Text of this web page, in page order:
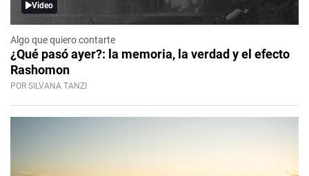
Video
Algo que quiero contarte
¿Qué pasó ayer?: la memoria, la verdad y el efecto
Rashomon
POR SILVANA TANZI